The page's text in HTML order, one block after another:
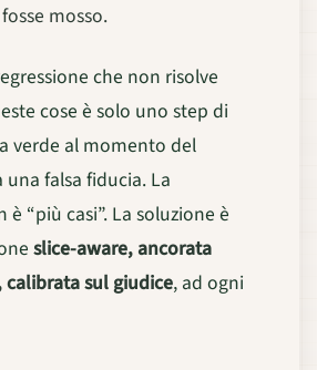
mosso.
che non risolve
cose è solo uno step di
verde al momento del
falsa fiducia. La
“più casi”. La soluzione è
slice-aware, ancorata
calibrata sul giudice, ad ogni